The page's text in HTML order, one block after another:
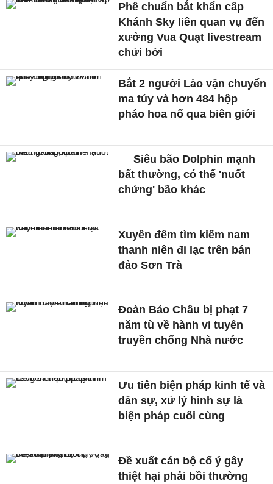
Phê chuẩn bắt khẩn cấp
Khánh Sky liên quan vụ đến
xưởng Vua Quạt livestream
chửi bới
Bắt 2 người Lào vận chuyển
ma túy và hơn 484 hộp
pháo hoa nổ qua biên giới
Siêu bão Dolphin mạnh
bất thường, có thể 'nuốt
chửng' bão khác
Xuyên đêm tìm kiếm nam
thanh niên đi lạc trên bán
đảo Sơn Trà
Đoàn Bảo Châu bị phạt 7
năm tù về hành vi tuyên
truyền chống Nhà nước
Ưu tiên biện pháp kinh tế và
dân sự, xử lý hình sự là
biện pháp cuối cùng
Đề xuất cán bộ cố ý gây
thiệt hại phải bồi thường